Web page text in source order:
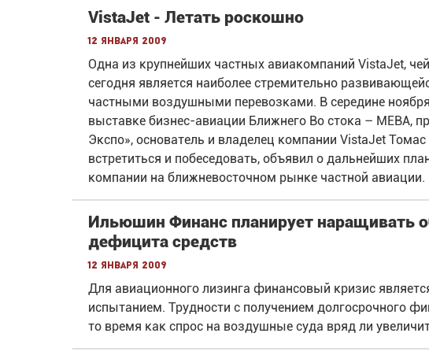
VistaJet - Летать роскошно
12 января 2009
Одна из крупнейших частных авиакомпаний VistaJet,
сегодня является наиболее стремительно
частными воздушными перевозками. В середине
выставке бизнес-авиации Ближнего Во стока – MEBA,
Экспо», основатель и владелец компании VistaJet
встретиться и побеседовать, объявил о дальнейших
компании на ближневосточном рынке частной авиации.
Ильюшин Финанс планирует наращивать
дефицита средств
12 января 2009
Для авиационного лизинга финансовый кризис
испытанием. Трудности с получением долгосрочного
то время как спрос на воздушные суда вряд ли